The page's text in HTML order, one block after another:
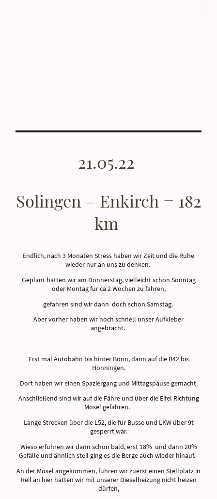
21.05.22
Solingen – Enkirch = 182
km
Endlich, nach 3 Monaten Stress haben wir Zeit und die Ruhe
wieder nur an uns zu denken.
Geplant hatten wir am Donnerstag, vielleicht schon Sonntag
oder Montag für ca 2 Wochen zu fahren,
gefahren sind wir dann doch schon Samstag.
Aber vorher haben wir noch schnell unser Aufkleber
angebracht.
Erst mal Autobahn bis hinter Bonn, dann auf die B42 bis
Hönningen.
Dort haben wir einen Spaziergang und Mittagspause gemacht.
Anschließend sind wir auf die Fähre und über die Eifel Richtung
Mosel gefahren.
Lange Strecken über die L52, die für Busse und LKW über 9t
gesperrt war.
Wieso erfuhren wir dann schon bald, erst 18% und dann 20%
Gefälle und ähnlich steil ging es die Berge auch wieder hinauf.
An der Mosel angekommen, fuhren wir zuerst einen Stellplatz in
Reil an hier hätten wir mit unserer Dieselheizung nicht heizen
dürfen,